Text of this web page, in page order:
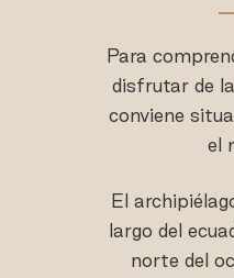
Para
disfrutar de
conviene
el
El
largo del
norte del